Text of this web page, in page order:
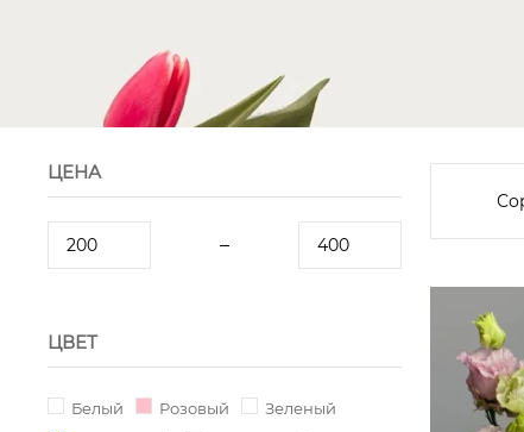
ЦЕНА
ЦВЕТ
Белый Розовый
Зеленый